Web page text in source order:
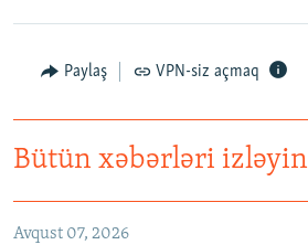
Paylaş VPN-siz açmaq
Bütün xəbərləri izləyin
Avqust 07, 2026